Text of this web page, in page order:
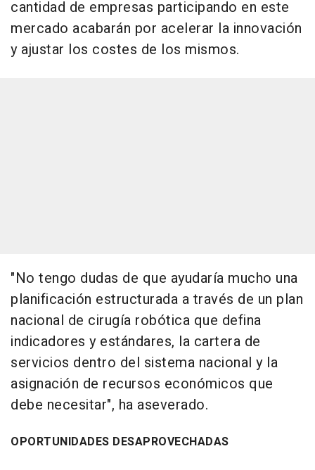
cantidad de empresas participando en este
mercado acabarán por acelerar la innovación
y ajustar los costes de los mismos.
"No tengo dudas de que ayudaría mucho una
planificación estructurada a través de un plan
nacional de cirugía robótica que defina
indicadores y estándares, la cartera de
servicios dentro del sistema nacional y la
asignación de recursos económicos que
debe necesitar", ha aseverado.
OPORTUNIDADES DESAPROVECHADAS